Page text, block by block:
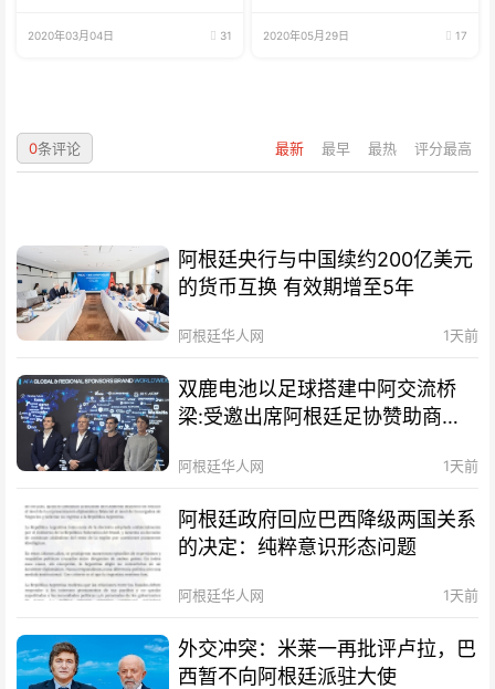
2020年03月04日 31 2020年05月29日 17
最新 最早 最热 评分最高
0条评论
阿根廷央行与中国续约200亿美元
的货币互换 有效期增至5年
阿根廷华人网 1天前
双鹿电池以足球搭建中阿交流桥
梁:受邀出席阿根廷足协赞助商招
阿根廷华人网 1天前
阿根廷政府回应巴西降级两国关系
的决定：纯粹意识形态问题
阿根廷华人网 1天前
外交冲突：米莱一再批评卢拉，巴
西暂不向阿根廷派驻大使